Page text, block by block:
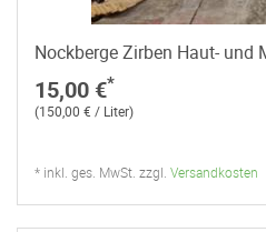
Nockberge Zirben Haut- und
15,00 €*
(150,00 € / Liter)
* inkl. ges. MwSt. zzgl. Versandkosten